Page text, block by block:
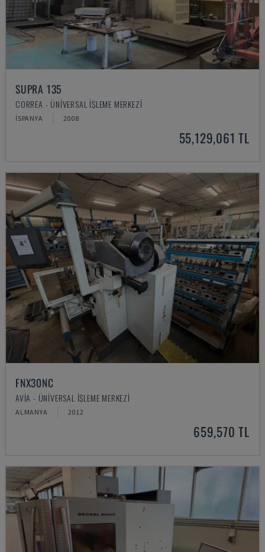
SUPRA 135
CORREA - ÜNIVERSAL İŞLEME MERKEZI
İSPANYA 2008
55,129,061 TL
FNX30NC
AVIA - ÜNIVERSAL İŞLEME MERKEZI
ALMANYA 2012
659,570 TL